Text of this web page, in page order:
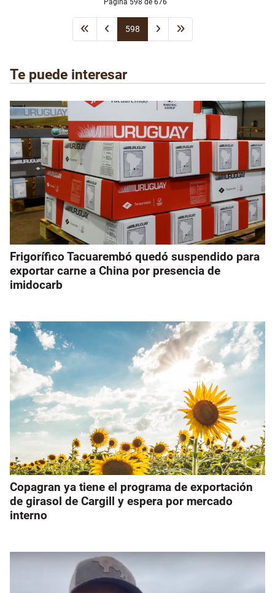
Página 598 de 676
598
Te puede interesar
Frigorífico Tacuarembó quedó suspendido para
exportar carne a China por presencia de
imidocarb
Copagran ya tiene el programa de exportación
de girasol de Cargill y espera por mercado
interno